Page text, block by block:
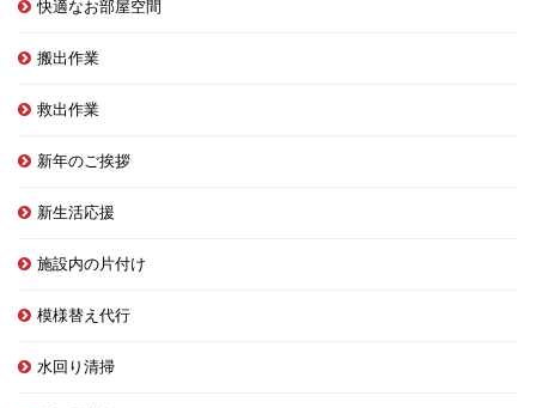
快適なお部屋空間
搬出作業
救出作業
新年のご挨拶
新生活応援
施設内の片付け
模様替え代行
水回り清掃